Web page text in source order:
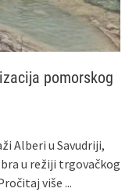
pomorskog
Alberi u Savudriji,
u režiji trgovačkog
više ...